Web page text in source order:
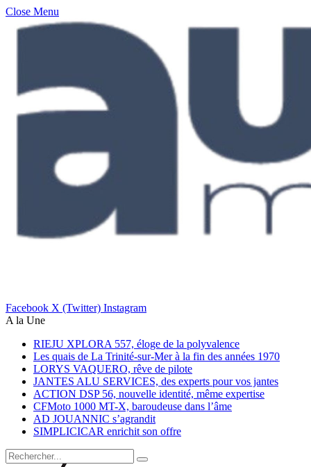
Close Menu
Facebook X (Twitter) Instagram
A la Une
RIEJU XPLORA 557, éloge de la polyvalence
Les quais de La Trinité-sur-Mer à la fin des années 1970
LORYS VAQUERO, rêve de pilote
JANTES ALU SERVICES, des experts pour vos jantes
ACTION DSP 56, nouvelle identité, même expertise
CFMoto 1000 MT-X, baroudeuse dans l’âme
AD JOUANNIC s’agrandit
SIMPLICICAR enrichit son offre